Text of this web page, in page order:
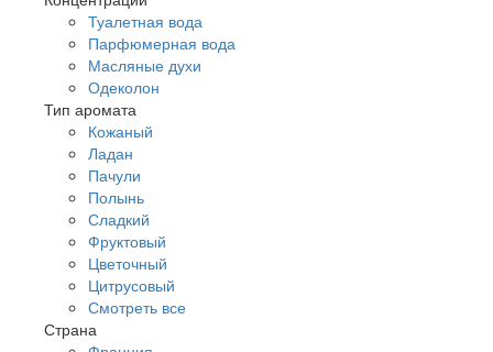
Туалетная вода
Парфюмерная вода
Масляные духи
Одеколон
Тип аромата
Кожаный
Ладан
Пачули
Полынь
Сладкий
Фруктовый
Цветочный
Цитрусовый
Смотреть все
Страна